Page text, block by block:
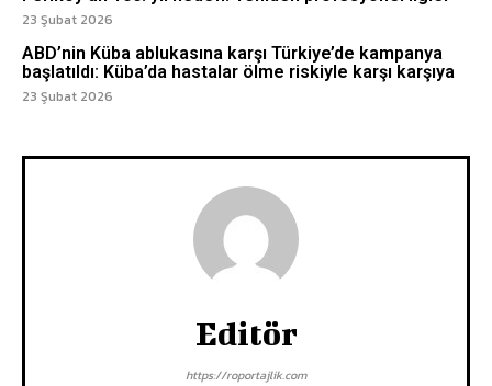
23 Şubat 2026
ABD’nin Küba ablukasına karşı Türkiye’de kampanya
başlatıldı: Küba’da hastalar ölme riskiyle karşı karşıya
23 Şubat 2026
Editör
https://roportajlik.com